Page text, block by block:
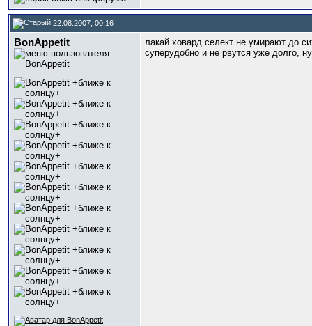
22.08.2007, 00:16
BonAppetit
лакай ховард селект не умирают до
суперудобно и не рвутся уже долго,